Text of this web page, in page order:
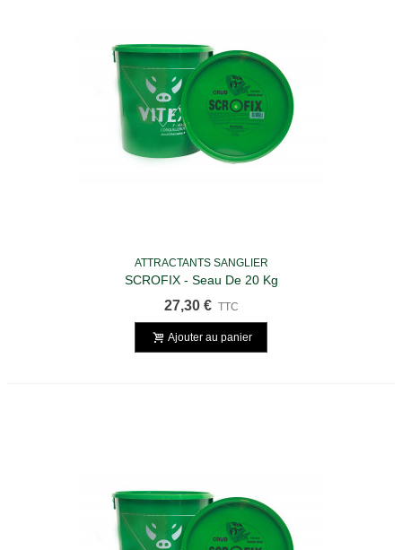
ATTRACTANTS SANGLIER
SCROFIX - Seau De 20 Kg
27,30 € TTC
Ajouter au panier